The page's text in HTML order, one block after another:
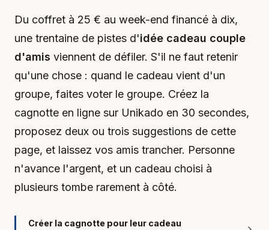
Du coffret à 25 € au week-end financé à dix,
une trentaine de pistes d'idée cadeau couple
d'amis viennent de défiler. S'il ne faut retenir
qu'une chose : quand le cadeau vient d'un
groupe, faites voter le groupe. Créez la
cagnotte en ligne sur Unikado en 30 secondes,
proposez deux ou trois suggestions de cette
page, et laissez vos amis trancher. Personne
n'avance l'argent, et un cadeau choisi à
plusieurs tombe rarement à côté.
Créer la cagnotte pour leur cadeau